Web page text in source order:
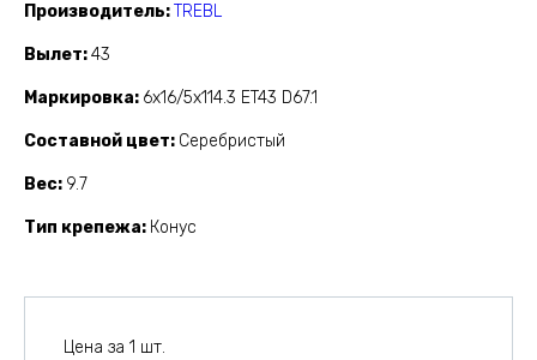
Производитель TREBL
Вылет 43
Маркировка 6x16/5x114.3 ET43 D67.1
Составной цвет Серебристый
Вес 9.7
Тип крепежа Конус
Цена за 1 шт.